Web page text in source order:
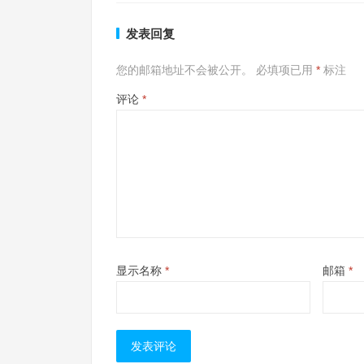
发表回复
您的邮箱地址不会被公开。 必填项已用 * 标注
评论 *
显示名称 * 邮箱 *